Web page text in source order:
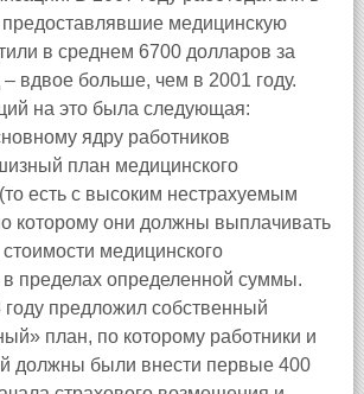
медицинскую
в среднем 6700 долларов за
– вдвое больше, чем в 2001 году.
на это была следующая:
ядру работников
план медицинского
есть с высоким нестрахуемым
которому они должны выплачивать
медицинского
пределах определенной суммы.
предложил собственный
план, по которому работники и
должны были внести первые 400